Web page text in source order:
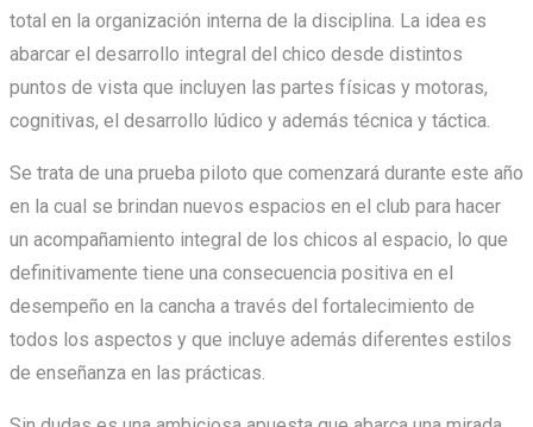
total en la organización interna de la disciplina. La idea es
abarcar el desarrollo integral del chico desde distintos
puntos de vista que incluyen las partes físicas y motoras,
cognitivas, el desarrollo lúdico y además técnica y táctica.
Se trata de una prueba piloto que comenzará durante este año
en la cual se brindan nuevos espacios en el club para hacer
un acompañamiento integral de los chicos al espacio, lo que
definitivamente tiene una consecuencia positiva en el
desempeño en la cancha a través del fortalecimiento de
todos los aspectos y que incluye además diferentes estilos
de enseñanza en las prácticas.